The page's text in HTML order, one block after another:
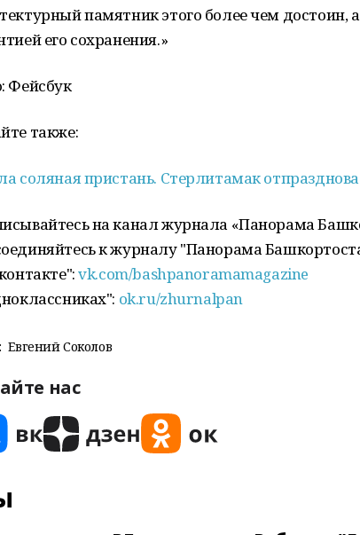
памятник этого более чем достоин,
его сохранения.»
Фейсбук
также:
соляная пристань. Стерлитамак
на канал журнала «Панорама
к журналу "Панорама
vk.com/bashpanoramamagazine
ok.ru/zhurnalpan
Евгений Соколов
нас